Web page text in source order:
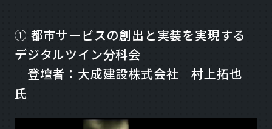
① 都市サービスの創出と実装を実現する
デジタルツイン分科会
登壇者：大成建設株式会社 村上拓也
氏